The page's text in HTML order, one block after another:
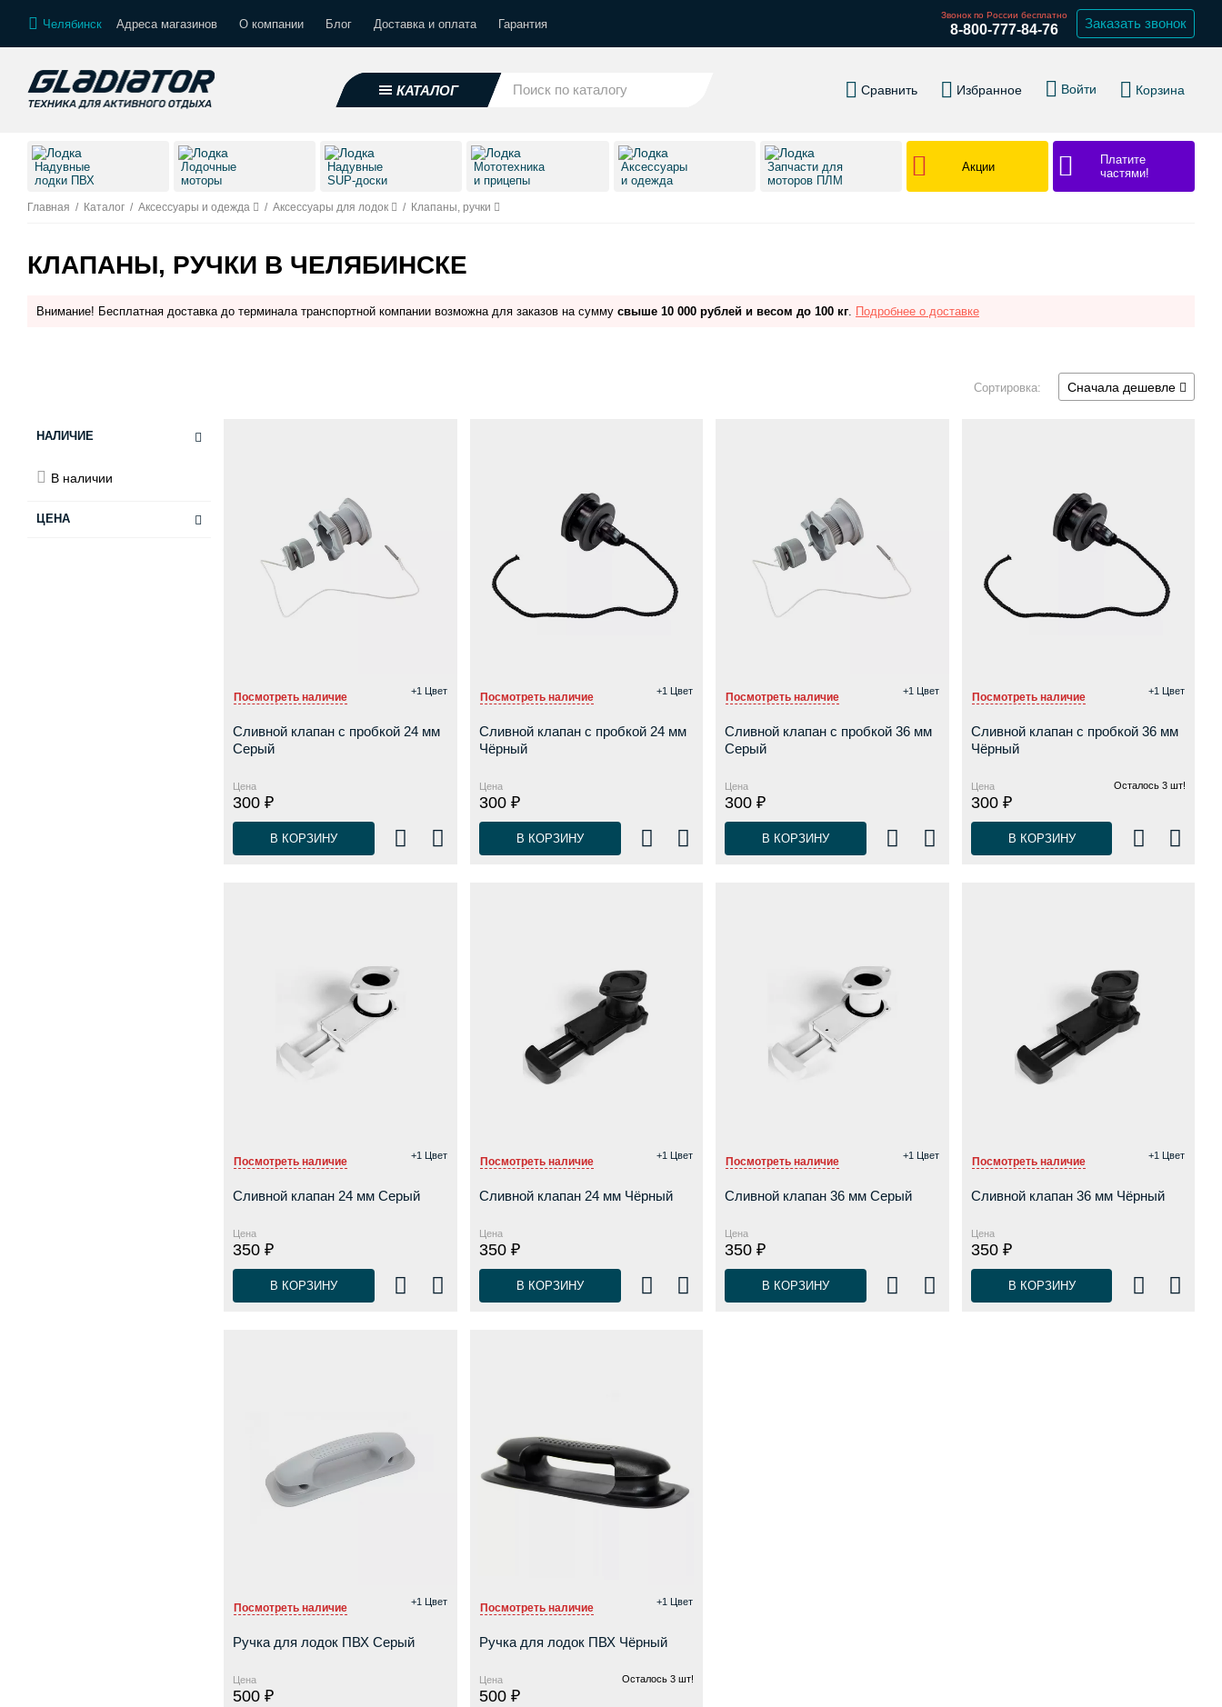
Челябинск Адреса магазинов О компании Блог Доставка и оплата Гарантия
Звонок по России бесплатно
8-800-777-84-76 Заказать звонок
КАТАЛОГ Сравнить Избранное Войти Корзина
Надувные
лодки ПВХ
Лодочные
моторы
Надувные
SUP-доски
Мототехника
и прицепы
Аксессуары
и одежда
Запчасти для
моторов ПЛМ
Акции
Платите
частями!
Главная / Каталог / Аксессуары и одежда / Аксессуары для лодок / Клапаны, ручки
КЛАПАНЫ, РУЧКИ В ЧЕЛЯБИНСКЕ
Внимание! Бесплатная доставка до терминала транспортной компании возможна для заказов на сумму свыше 10 000 рублей и весом до 100 кг. Подробнее о доставке
Сортировка: Сначала дешевле
НАЛИЧИЕ
В наличии
ЦЕНА
Посмотреть наличие +1 Цвет
Сливной клапан с пробкой 24 мм
Серый
Цена
300 ₽
В КОРЗИНУ
Посмотреть наличие +1 Цвет
Сливной клапан с пробкой 24 мм
Чёрный
Цена
300 ₽
В КОРЗИНУ
Посмотреть наличие +1 Цвет
Сливной клапан с пробкой 36 мм
Серый
Цена
300 ₽
В КОРЗИНУ
Посмотреть наличие +1 Цвет
Сливной клапан с пробкой 36 мм
Чёрный
Цена
300 ₽
Осталось 3 шт!
В КОРЗИНУ
Посмотреть наличие +1 Цвет
Сливной клапан 24 мм Серый
Цена
350 ₽
В КОРЗИНУ
Посмотреть наличие +1 Цвет
Сливной клапан 24 мм Чёрный
Цена
350 ₽
В КОРЗИНУ
Посмотреть наличие +1 Цвет
Сливной клапан 36 мм Серый
Цена
350 ₽
В КОРЗИНУ
Посмотреть наличие +1 Цвет
Сливной клапан 36 мм Чёрный
Цена
350 ₽
В КОРЗИНУ
Посмотреть наличие +1 Цвет
Ручка для лодок ПВХ Серый
Цена
500 ₽
Посмотреть наличие +1 Цвет
Ручка для лодок ПВХ Чёрный
Цена
500 ₽
Осталось 3 шт!